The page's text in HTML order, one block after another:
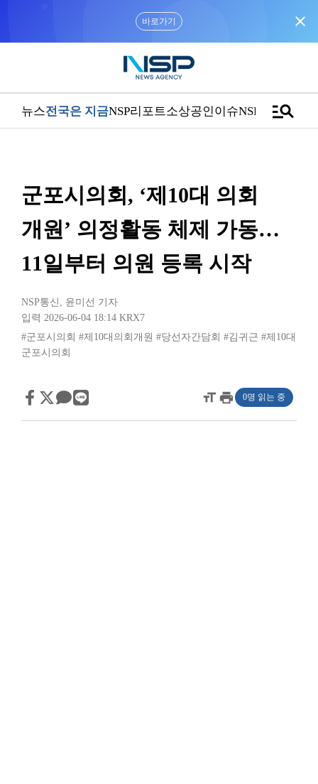
“우리는 독자가 구독할 수 있는 기사를 씁니다” close
뉴스전국은 지금NSP리포트소상공인이슈NSPTVmanage_search
군포시의회, ‘제10대 의회
개원’ 의정활동 체제 가동…
11일부터 의원 등록 시작
NSP통신 , 윤미선 기자
입력 2026-06-04 18:14 KRX7
#군포시의회 #제10대의회개원 #당선자간담회 #김귀근 #제10대
군포시의회
format_sizeprint 0명 읽는 중